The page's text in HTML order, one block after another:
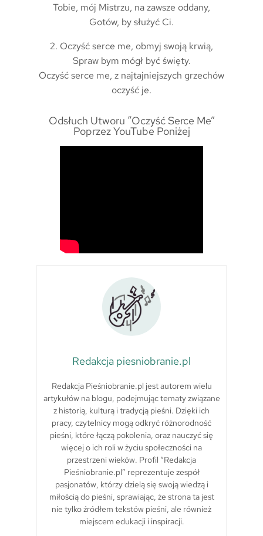
Tobie, mój Mistrzu, na zawsze oddany,
Gotów, by służyć Ci.
2. Oczyść serce me, obmyj swoją krwią,
Spraw bym mógł być święty.
Oczyść serce me, z najtajniejszych grzechów
oczyść je.
Odsłuch Utworu “Oczyść Serce Me”
Poprzez YouTube Poniżej
Redakcja piesniobranie.pl
Redakcja Pieśniobranie.pl jest autorem wielu
artykułów na blogu, podejmując tematy związane
z historią, kulturą i tradycją pieśni. Dzięki ich
pracy, czytelnicy mogą odkryć różnorodność
pieśni, które łączą pokolenia, oraz nauczyć się
więcej o ich roli w życiu społeczności na
przestrzeni wieków. Profil “Redakcja
Pieśniobranie.pl” reprezentuje zespół
pasjonatów, którzy dzielą się swoją wiedzą i
miłością do pieśni, sprawiając, że strona ta jest
nie tylko źródłem tekstów pieśni, ale również
miejscem edukacji i inspiracji.